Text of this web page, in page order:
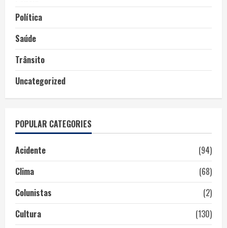
Política
Saúde
Trânsito
Uncategorized
POPULAR CATEGORIES
Acidente
(94)
Clima
(68)
Colunistas
(2)
Cultura
(130)